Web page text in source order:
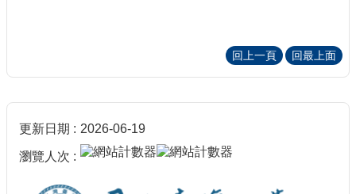
回上一頁 回最上面
更新日期 2026-06-19
瀏覽人次